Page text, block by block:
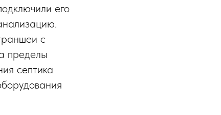
его
с
пределы
септика